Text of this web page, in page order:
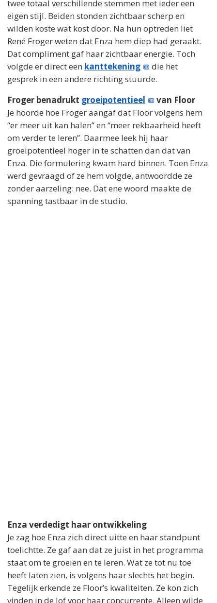
twee totaal verschillende stemmen met ieder een
eigen stijl. Beiden stonden zichtbaar scherp en
wilden koste wat kost door. Na hun optreden liet
René Froger weten dat Enza hem diep had geraakt.
Dat compliment gaf haar zichtbaar energie. Toch
volgde er direct een kanttekening
die het
gesprek in een andere richting stuurde.
Froger benadrukt groeipotentieel
van Floor
Je hoorde hoe Froger aangaf dat Floor volgens hem
“er meer uit kan halen” en “meer rekbaarheid heeft
om verder te leren”. Daarmee leek hij haar
groeipotentieel hoger in te schatten dan dat van
Enza. Die formulering kwam hard binnen. Toen Enza
werd gevraagd of ze hem volgde, antwoordde ze
zonder aarzeling: nee. Dat ene woord maakte de
spanning tastbaar in de studio.
Enza verdedigt haar ontwikkeling
Je zag hoe Enza zich direct uitte en haar standpunt
toelichtte. Ze gaf aan dat ze juist in het programma
staat om te groeien en te leren. Wat ze tot nu toe
heeft laten zien, is volgens haar slechts het begin.
Tegelijk erkende ze Floor’s kwaliteiten. Ze kon zich
vinden in de lof voor haar concurrente. Alleen wilde